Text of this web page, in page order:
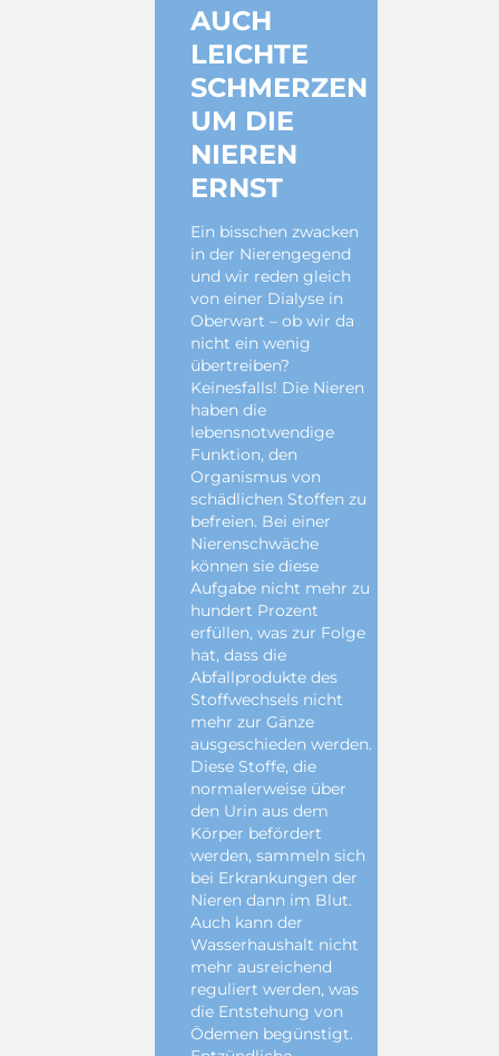
AUCH
LEICHTE
SCHMERZEN
UM DIE
NIEREN
ERNST
Ein bisschen zwacken
in der Nierengegend
und wir reden gleich
von einer Dialyse in
Oberwart – ob wir da
nicht ein wenig
übertreiben?
Keinesfalls! Die Nieren
haben die
lebensnotwendige
Funktion, den
Organismus von
schädlichen Stoffen zu
befreien. Bei einer
Nierenschwäche
können sie diese
Aufgabe nicht mehr zu
hundert Prozent
erfüllen, was zur Folge
hat, dass die
Abfallprodukte des
Stoffwechsels nicht
mehr zur Gänze
ausgeschieden werden.
Diese Stoffe, die
normalerweise über
den Urin aus dem
Körper befördert
werden, sammeln sich
bei Erkrankungen der
Nieren dann im Blut.
Auch kann der
Wasserhaushalt nicht
mehr ausreichend
reguliert werden, was
die Entstehung von
Ödemen begünstigt.